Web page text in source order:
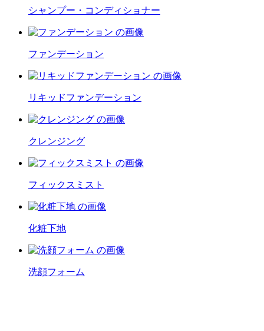
シャンプー・コンディショナー
ファンデーション
リキッドファンデーション
クレンジング
フィックスミスト
化粧下地
洗顔フォーム